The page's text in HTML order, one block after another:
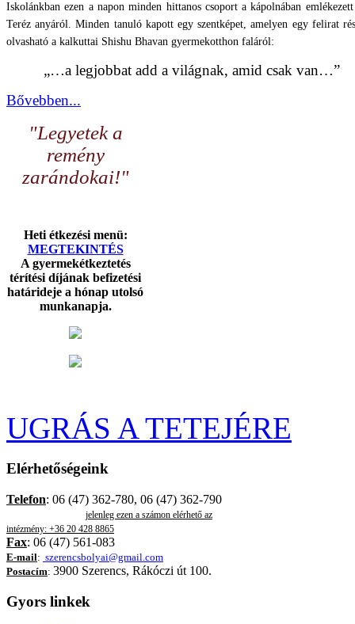
Iskolánkban ezen a napon minden hittanos csoport a kápolnában
Teréz anyáról. Minden tanuló kapott egy szentképet, amelyen egy felirat
olvasható a kalkuttai Shishu Bhavan gyermekotthon faláról:
„…a legjobbat add a világnak, amid csak van…”
Bővebben...
"Legyetek a
remény
zarándokai!"
Heti étkezési menü:
MEGTEKINTÉS
A gyermekétkeztetés
térítési díjának befizetési
határideje a hónap utolsó
munkanapja.
UGRÁS A TETEJÉRE
Elérhetőségeink
Telefon: 06 (47) 362-780, 06 (47) 362-790
jelenleg ezen a számon elérhető az
intézmény: +36 20 428 8865
Fax: 06 (47) 561-083
E-mail: szerencsbolyai@gmail.com
Postacím: 3900 Szerencs, Rákóczi út 100.
Gyors linkek